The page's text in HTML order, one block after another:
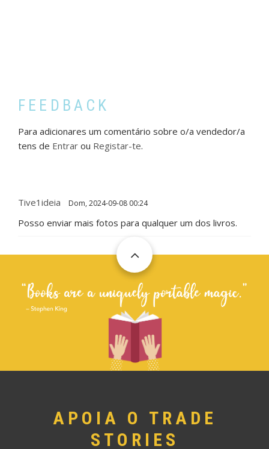
FEEDBACK
Para adicionares um comentário sobre o/a vendedor/a
tens de Entrar ou Registar-te.
Tive1ideia Dom, 2024-09-08 00:24
Posso enviar mais fotos para qualquer um dos livros.
APOIA O TRADE
STORIES